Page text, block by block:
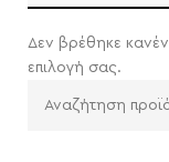
Δεν βρέθηκε
επιλογή σας.